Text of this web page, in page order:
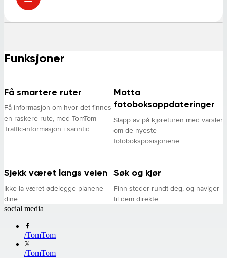
Funksjoner
Få smartere ruter
Få informasjon om hvor det finnes
en raskere rute, med TomTom
Traffic-informasjon i sanntid.
Motta
fotoboksoppdateringer
Slapp av på kjøreturen med varsler
om de nyeste
fotoboksposisjonene.
Sjekk været langs veien
Ikke la været ødelegge planene
dine.
Søk og kjør
Finn steder rundt deg, og naviger
til dem direkte.
social media
/TomTom
/TomTom